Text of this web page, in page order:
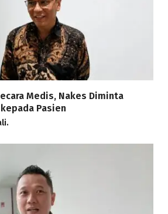
Medis, Nakes Diminta
Pasien